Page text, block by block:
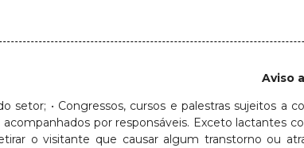
Aviso
setor; • Congressos, cursos e palestras sujeitos
por responsáveis. Exceto lactantes
o visitante que causar algum transtorno ou